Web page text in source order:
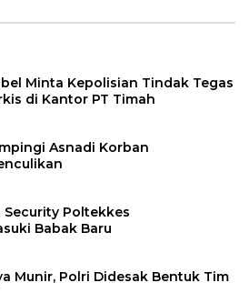
Minta Kepolisian Tindak Tegas
di Kantor PT Timah
Asnadi Korban
Poltekkes
Babak Baru
Munir, Polri Didesak Bentuk Tim